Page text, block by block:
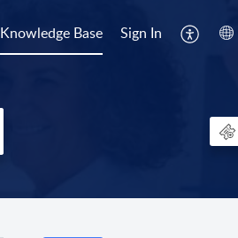
Knowledge Base Sign In